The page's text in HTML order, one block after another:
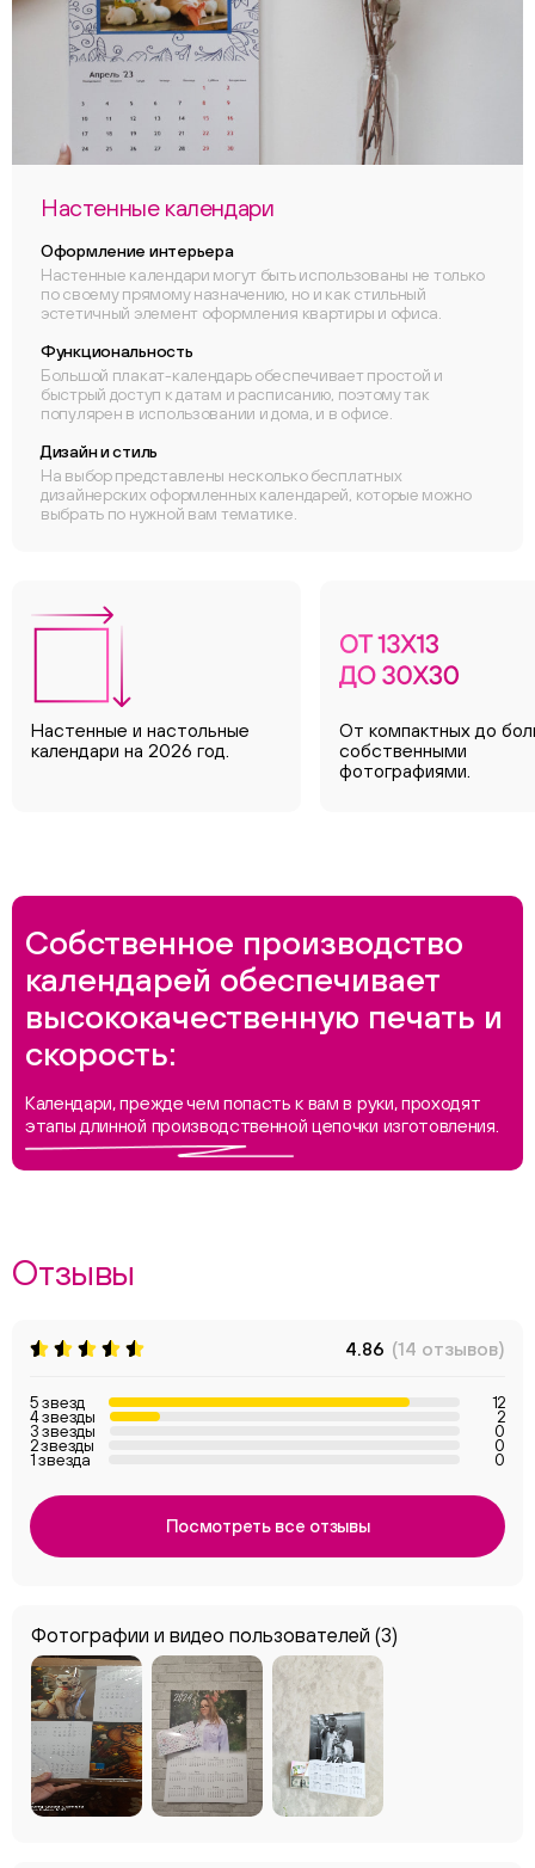
Настенные календари
Оформление интерьера
Настенные календари могут быть использованы не только
по своему прямому назначению, но и как стильный
эстетичный элемент оформления квартиры и офиса.
Функциональность
Большой плакат-календарь обеспечивает простой и
быстрый доступ к датам и расписанию, поэтому так
популярен в использовании и дома, и в офисе.
Дизайн и стиль
На выбор представлены несколько бесплатных
дизайнерских оформленных календарей, которые можно
выбрать по нужной вам тематике.
Настенные и настольные
календари на 2026 год.
От компактных до
собственными
фотографиями.
Собственное производство
календарей обеспечивает
высококачественную печать и
скорость:
Календари, прежде чем попасть к вам в руки, проходят
этапы длинной производственной цепочки изготовления.
Отзывы
Фотографии и видео пользователей (3)
4.86 (14 отзывов)
5 звезд 12
4 звезды 2
3 звезды 0
2 звезды 0
1 звезда 0
Посмотреть все отзывы